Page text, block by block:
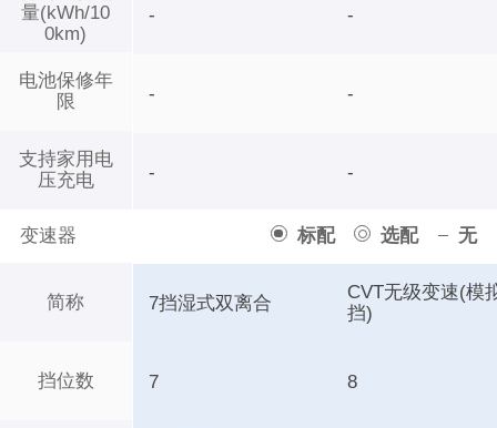
量(kWh/10
0km)
电池保修年
限
支持家用电
压充电
变速器 标配 选配 无
简称
挡位数
- -
- -
- -
7挡湿式双离合
CVT无级变速(模
挡)
7 8